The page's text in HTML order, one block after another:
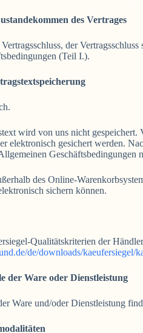
des Vertrages
der
(Teil I.).
wird von uns nicht
elektronisch gesichert werden.
Geschäftsbedingungen
des Online-
sichern können.
Qualitätskriterien der
de/downloads/kaeufersiegel/
der Ware oder Dienstleistung
Ware und/oder Dienstleistung